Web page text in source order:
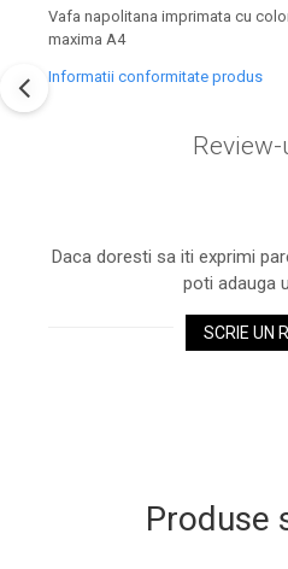
Vafa napolitana imprimata cu
maxima A4
Informatii conformitate produs
Review-
Daca doresti sa iti exprimi
poti adauga
SCRIE UN
Produse